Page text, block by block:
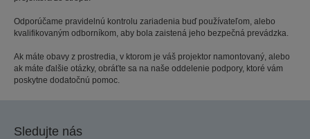
Odporúčame pravidelnú kontrolu zariadenia buď používateľom, alebo
kvalifikovaným odborníkom, aby bola zaistená jeho bezpečná prevádzka.
Ak máte obavy z prostredia, v ktorom je váš projektor namontovaný, alebo
ak máte ďalšie otázky, obráťte sa na naše oddelenie podpory, ktoré vám
poskytne dodatočnú pomoc.
Sledujte nás